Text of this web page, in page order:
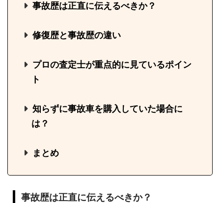
事故歴は正直に伝えるべきか？
修復歴と事故歴の違い
プロの査定士が重点的に見ているポイン
ト
知らずに事故車を購入していた場合に
は？
まとめ
事故歴は正直に伝えるべきか？